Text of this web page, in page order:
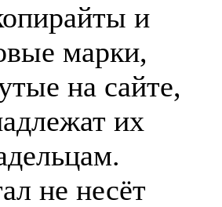
и
марки,
на сайте,
их
не несёт